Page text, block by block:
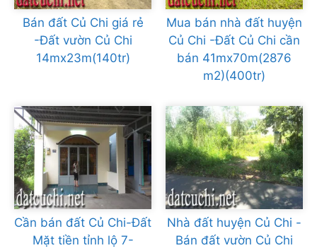
Bán đất Củ Chi giá rẻ
-Đất vườn Củ Chi
14mx23m(140tr)
Mua bán nhà đất huyện
Củ Chi -Đất Củ Chi cần
bán 41mx70m(2876
m2)(400tr)
Cần bán đất Củ Chi-Đất
Mặt tiền tỉnh lộ 7-
Nhà đất huyện Củ Chi -
Bán đất vườn Củ Chi